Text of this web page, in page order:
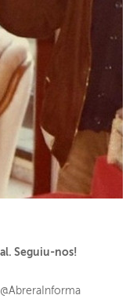
Seguiu-nos!